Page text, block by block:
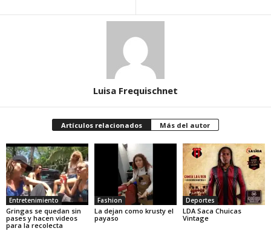
Luisa Frequischnet
Artículos relacionados Más del autor
Entretenimiento
Gringas se quedan sin
pases y hacen videos
para la recolecta
Fashion
La dejan como krusty el
payaso
Deportes
LDA Saca Chuicas
Vintage